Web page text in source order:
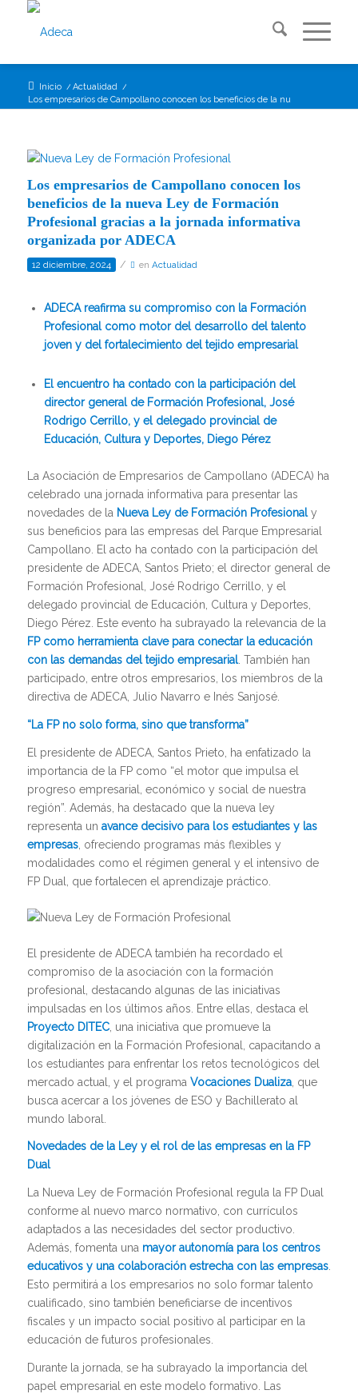
Inicio / Actualidad /
Los empresarios de Campollano conocen los beneficios de la nueva Ley de...
Los empresarios de Campollano conocen los
beneficios de la nueva Ley de Formación
Profesional gracias a la jornada informativa
organizada por ADECA
12 diciembre, 2024 / en Actualidad
ADECA reafirma su compromiso con la Formación
Profesional como motor del desarrollo del talento
joven y del fortalecimiento del tejido empresarial
El encuentro ha contado con la participación del
director general de Formación Profesional, José
Rodrigo Cerrillo, y el delegado provincial de
Educación, Cultura y Deportes, Diego Pérez
La Asociación de Empresarios de Campollano (ADECA) ha
celebrado una jornada informativa para presentar las
novedades de la Nueva Ley de Formación Profesionaly
sus beneficios para las empresas del Parque Empresarial
Campollano. El acto ha contado con la participación del
presidente de ADECA, Santos Prieto; el director general de
Formación Profesional, José Rodrigo Cerrillo, y el
delegado provincial de Educación, Cultura y Deportes,
Diego Pérez. Este evento ha subrayado la relevancia de la
FP como herramienta clave para conectar la educación
con las demandas del tejido empresarial. También han
participado, entre otros empresarios, los miembros de la
directiva de ADECA, Julio Navarro e Inés Sanjosé.
“La FP no solo forma, sino que transforma”
El presidente de ADECA, Santos Prieto, ha enfatizado la
importancia de la FP como “el motor que impulsa el
progreso empresarial, económico y social de nuestra
región”. Además, ha destacado que la nueva ley
representa un avance decisivo para los estudiantes y las
empresas, ofreciendo programas más flexibles y
modalidades como el régimen general y el intensivo de
FP Dual, que fortalecen el aprendizaje práctico.
El presidente de ADECA también ha recordado el
compromiso de la asociación con la formación
profesional, destacando algunas de las iniciativas
impulsadas en los últimos años. Entre ellas, destaca el
Proyecto DITEC, una iniciativa que promueve la
digitalización en la Formación Profesional, capacitando a
los estudiantes para enfrentar los retos tecnológicos del
mercado actual, y el programa Vocaciones Dualiza, que
busca acercar a los jóvenes de ESO y Bachillerato al
mundo laboral.
Novedades de la Ley y el rol de las empresas en la FP
Dual
La Nueva Ley de Formación Profesional regula la FP Dual
conforme al nuevo marco normativo, con currículos
adaptados a las necesidades del sector productivo.
Además, fomenta unamayor autonomía para los centros
educativos y una colaboración estrecha con las empresas.
Esto permitirá a los empresarios no solo formar talento
cualificado, sino también beneficiarse de incentivos
fiscales y un impacto social positivo al participar en la
educación de futuros profesionales.
Durante la jornada, se ha subrayado la importancia del
papel empresarial en este modelo formativo. Las